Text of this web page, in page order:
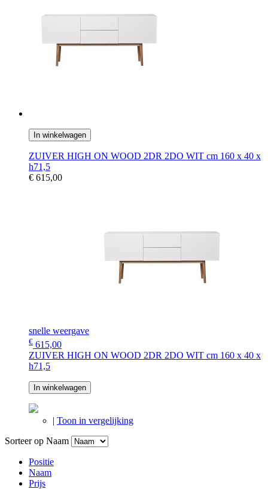
In winkelwagen
ZUIVER HIGH ON WOOD 2DR 2DO WIT cm 160 x 40 x
h71,5
€ 615,00
snelle weergave
€ 615,00
ZUIVER HIGH ON WOOD 2DR 2DO WIT cm 160 x 40 x
h71,5
In winkelwagen
| Toon in vergelijking
Sorteer op Naam
Positie
Naam
Prijs